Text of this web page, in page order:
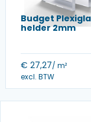
Budget
helder 2mm
€ 27,27/ m²
excl. BTW